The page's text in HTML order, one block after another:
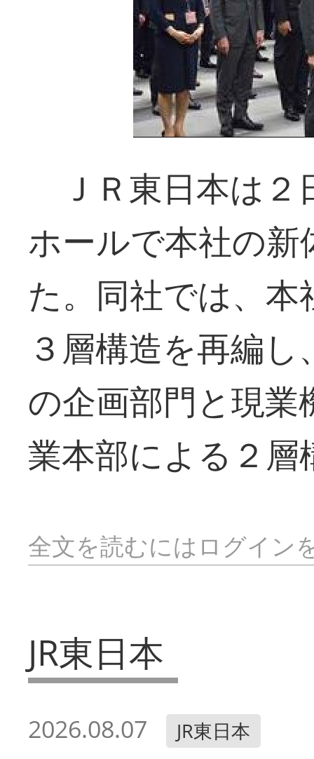
ＪＲ東日本は２
ホールで本社の
た。同社では、
３層構造を再編
の企画部門と現
業本部による２
全文を読むにはログイン
JR東日本
2026.08.07 JR東日本